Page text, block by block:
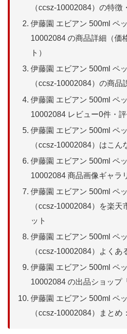
（ccsz-10002084）の特徴
伊藤園 エビアン 500ml ペ
10002084 の商品詳細（価
ト）
伊藤園 エビアン 500ml ペ
（ccsz-10002084）の商品
伊藤園 エビアン 500ml ペ
10002084 レビュー0件・
伊藤園 エビアン 500ml ペ
（ccsz-10002084）はこん
伊藤園 エビアン 500ml ペ
10002084 商品画像ギャラ
伊藤園 エビアン 500ml ペ
（ccsz-10002084）を楽天
ット
伊藤園 エビアン 500ml ペ
（ccsz-10002084）よくあ
伊藤園 エビアン 500ml ペ
10002084 の出品ショップ
伊藤園 エビアン 500ml ペ
（ccsz-10002084）まとめ